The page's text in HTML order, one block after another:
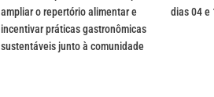
ampliar o repertório alimentar e
incentivar práticas gastronômicas
sustentáveis junto à comunidade
dias 04 e